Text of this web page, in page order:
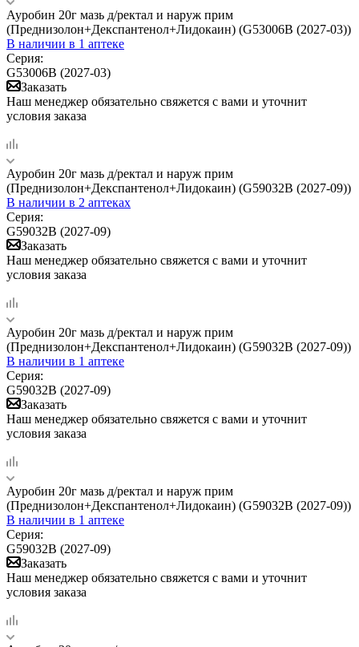
Ауробин 20г мазь д/ректал и наруж прим
(Преднизолон+Декспантенол+Лидокаин) (G53006B (2027-03))
В наличии в 1 аптеке
Серия:
G53006B (2027-03)
Заказать
Наш менеджер обязательно свяжется с вами и уточнит
условия заказа
Ауробин 20г мазь д/ректал и наруж прим
(Преднизолон+Декспантенол+Лидокаин) (G59032B (2027-09))
В наличии в 2 аптеках
Серия:
G59032B (2027-09)
Заказать
Наш менеджер обязательно свяжется с вами и уточнит
условия заказа
Ауробин 20г мазь д/ректал и наруж прим
(Преднизолон+Декспантенол+Лидокаин) (G59032B (2027-09))
В наличии в 1 аптеке
Серия:
G59032B (2027-09)
Заказать
Наш менеджер обязательно свяжется с вами и уточнит
условия заказа
Ауробин 20г мазь д/ректал и наруж прим
(Преднизолон+Декспантенол+Лидокаин) (G59032B (2027-09))
В наличии в 1 аптеке
Серия:
G59032B (2027-09)
Заказать
Наш менеджер обязательно свяжется с вами и уточнит
условия заказа